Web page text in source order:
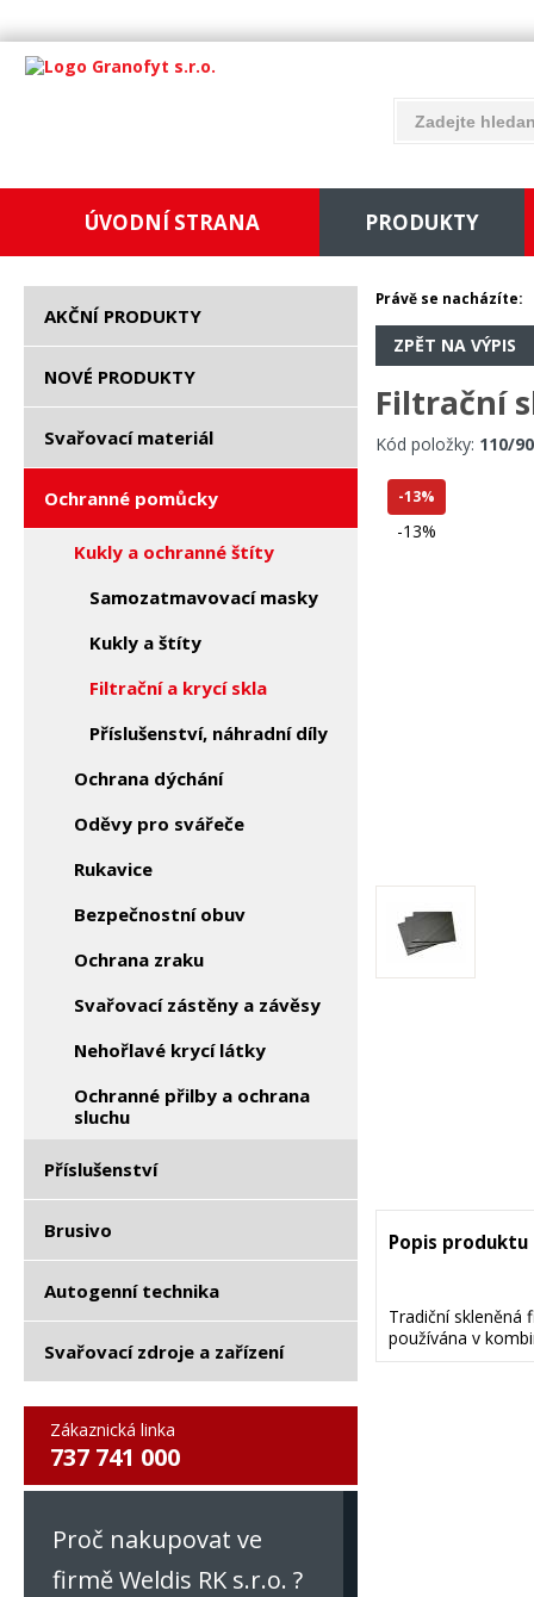
ÚVODNÍ STRANA PRODUKTY
AKČNÍ PRODUKTY
NOVÉ PRODUKTY
Svařovací materiál
Ochranné pomůcky
Kukly a ochranné štíty
Samozatmavovací masky
Kukly a štíty
Filtrační a krycí skla
Příslušenství, náhradní díly
Ochrana dýchání
Oděvy pro svářeče
Rukavice
Bezpečnostní obuv
Ochrana zraku
Svařovací zástěny a závěsy
Nehořlavé krycí látky
Ochranné přilby a ochrana
sluchu
Příslušenství
Brusivo
Autogenní technika
Svařovací zdroje a zařízení
Zákaznická linka
737 741 000
Proč nakupovat ve
firmě Weldis RK s.r.o. ?
Právě se nacházíte:
ZPĚT NA VÝPIS
Filtrační
Kód položky: 110/
-13%
-13%
Popis produktu
Tradiční skleněná
používána v